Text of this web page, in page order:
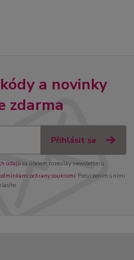
a novinky
zdarma
Přihlásit se
údajůza účelem rozesílky newsletteru.
ochrany soukromí. Potvrzením s nimi